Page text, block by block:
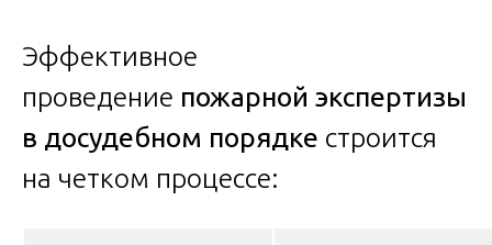
Эффективное
проведение пожарной экспертизы
в досудебном порядке строится
на четком процессе: